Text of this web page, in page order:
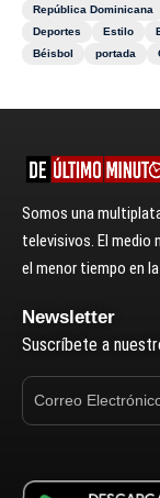
República Dominicana
Deportes
Estilo
Béisbol
portada
Somos una
televisivos. El medio
el menor tiempo en
Newsletter
Suscríbete a